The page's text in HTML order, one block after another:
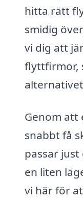
hitta rätt
smidig
vi dig att
flyttfirmor,
Genom att
snabbt få
passar
en liten
vi här för